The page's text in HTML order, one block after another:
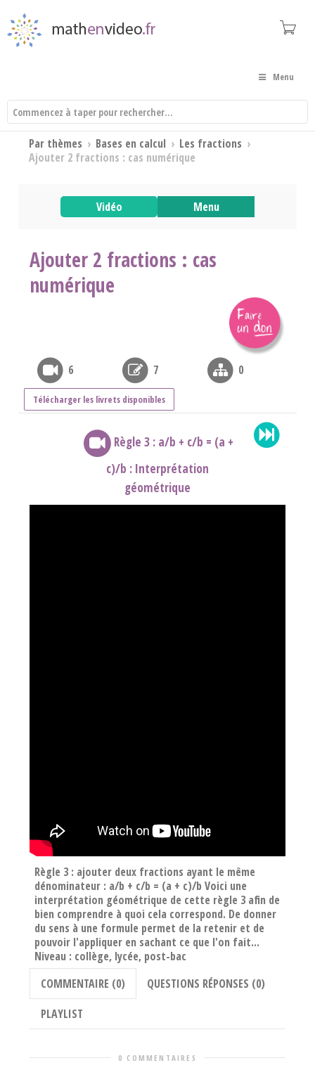
Menu
Par thèmes › Bases en calcul › Les fractions ›
Ajouter 2 fractions : cas numérique
Vidéo Menu
Ajouter 2 fractions : cas
numérique
6 7 0
Télécharger les livrets disponibles
Règle 3 : a/b + c/b = (a +
c)/b : Interprétation
géométrique
Règle 3 : ajouter deux fractions ayant le même
dénominateur : a/b + c/b = (a + c)/b Voici une
interprétation géométrique de cette règle 3 afin de
bien comprendre à quoi cela correspond. De donner
du sens à une formule permet de la retenir et de
pouvoir l'appliquer en sachant ce que l'on fait...
Niveau : collège, lycée, post-bac
COMMENTAIRE (0)
QUESTIONS RÉPONSES (0)
PLAYLIST
0 COMMENTAIRES